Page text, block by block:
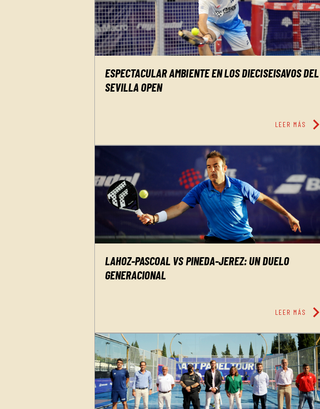
ESPECTACULAR AMBIENTE EN LOS DIECISEISAVOS DEL
SEVILLA OPEN
LEER MÁS chevron_right
LAHOZ-PASCOAL VS PINEDA-JEREZ: UN DUELO
GENERACIONAL
LEER MÁS chevron_right